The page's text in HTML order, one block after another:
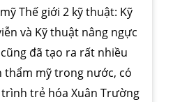
Thế giới 2 kỹ thuật: Kỹ
và Kỹ thuật nâng ngực
đã tạo ra rất nhiều
thẩm mỹ trong nước, có
trẻ hóa Xuân Trường